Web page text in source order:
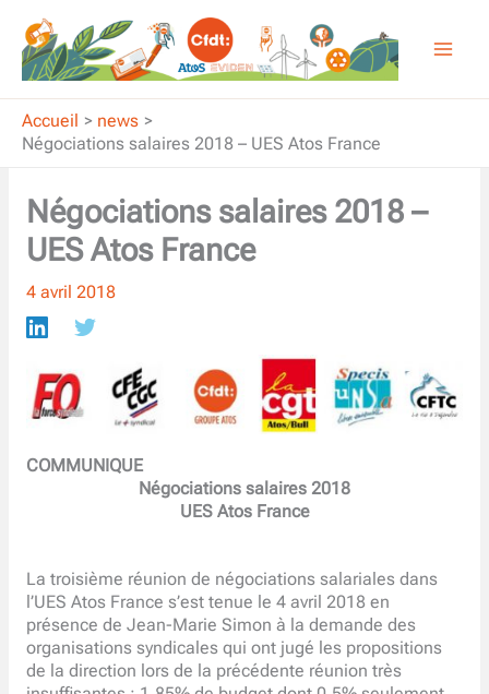
contenu
Accueil
news
Négociations salaires 2018 – UES Atos France
Négociations salaires 2018 –
UES Atos France
4 avril 2018
COMMUNIQUE
Négociations salaires 2018
UES Atos France
La troisième réunion de négociations salariales dans
l’UES Atos France s’est tenue le 4 avril 2018 en
présence de Jean-Marie Simon à la demande des
organisations syndicales qui ont jugé les propositions
de la direction lors de la précédente réunion très